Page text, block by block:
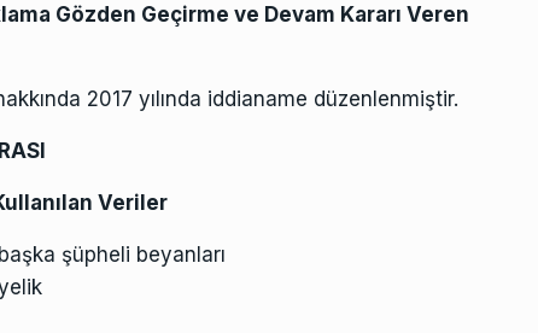
Gözden Geçirme ve Devam Kararı Veren
2017 yılında iddianame düzenlenmiştir.
Veriler
şüpheli beyanları